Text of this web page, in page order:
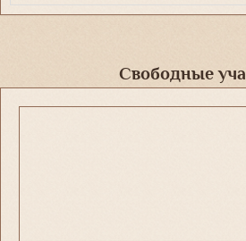
Свободные